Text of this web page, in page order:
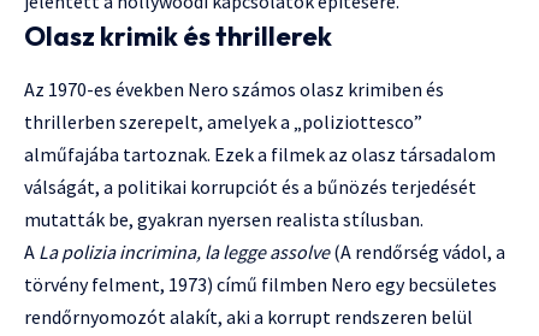
Olasz krimik és thrillerek
Az 1970-es években Nero számos olasz krimiben és
thrillerben szerepelt, amelyek a „poliziottesco”
alműfajába tartoznak. Ezek a filmek az olasz társadalom
válságát, a politikai korrupciót és a bűnözés terjedését
mutatták be, gyakran nyersen realista stílusban.
A La polizia incrimina, la legge assolve(A rendőrség vádol, a
törvény felment, 1973) című filmben Nero egy becsületes
rendőrnyomozót alakít, aki a korrupt rendszeren belül